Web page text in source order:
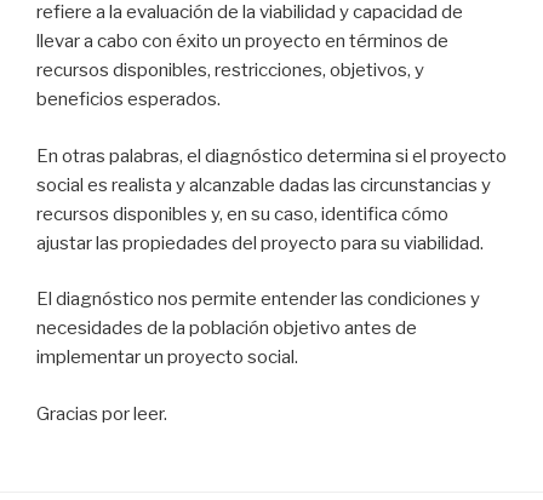
refiere a la evaluación de la viabilidad y capacidad de
llevar a cabo con éxito un proyecto en términos de
recursos disponibles, restricciones, objetivos, y
beneficios esperados.
En otras palabras, el diagnóstico determina si el proyecto
social es realista y alcanzable dadas las circunstancias y
recursos disponibles y, en su caso, identifica cómo
ajustar las propiedades del proyecto para su viabilidad.
El diagnóstico nos permite entender las condiciones y
necesidades de la población objetivo antes de
implementar un proyecto social.
Gracias por leer.